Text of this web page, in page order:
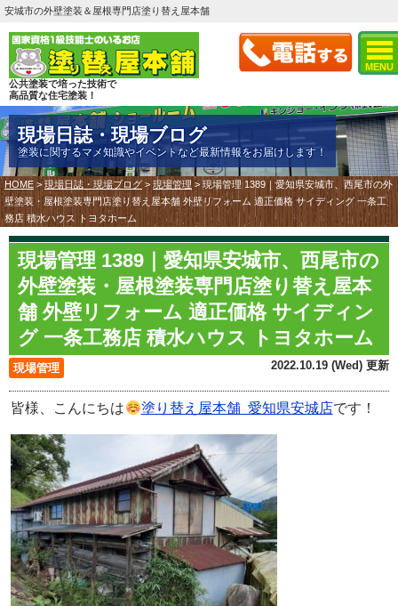
MENU
安城市の外壁塗装＆屋根専門店塗り替え屋本舗
公共塗装で培った技術で
高品質な住宅塗装！
現場日誌・現場ブログ
塗装に関するマメ知識やイベントなど最新情報をお届けします！
HOME >現場日誌・現場ブログ > 現場管理 > 現場管理 1389｜愛知県安城市、西尾市の外
壁塗装・屋根塗装専門店塗り替え屋本舗 外壁リフォーム 適正価格 サイディング 一条工
務店 積水ハウス トヨタホーム
現場管理 1389｜愛知県安城市、西尾市の
外壁塗装・屋根塗装専門店塗り替え屋本
舗 外壁リフォーム 適正価格 サイディン
グ 一条工務店 積水ハウス トヨタホーム
現場管理 2022.10.19 (Wed) 更新
皆様、こんにちは 塗り替え屋本舗 愛知県安城店です！